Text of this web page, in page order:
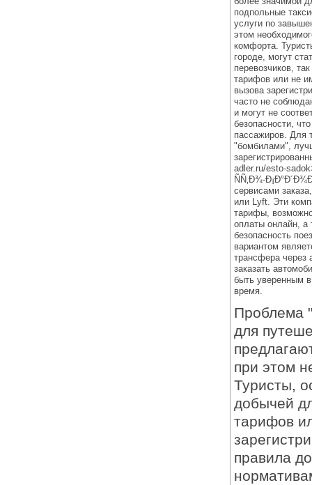
подпольные
услуги по
этом
комфорта.
городе, могут
перевозчиков,
тарифов или не
вызова
часто не
и могут не
безопасности,
пассажиров. Для
"бомбилами",
adler.ru/esto-
ÑÑ‚Ð¾-
сервисами
или Lyft. Эти
тарифы,
оплаты онлайн, а
безопасность
вариантом
трансфера через
заказать
быть уверенным
время.
Проблема
для
при этом
Туристы,
добычей
тарифов
правила